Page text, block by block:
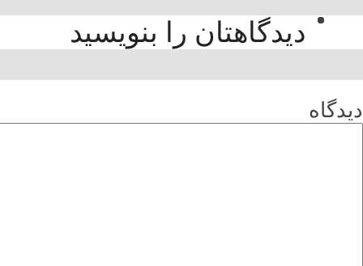
دیدگاهتان را بنویسید
دیدگاه